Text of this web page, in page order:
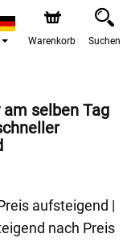
Warenkorb Suchen
selben Tag
aufsteigend |
nach Preis